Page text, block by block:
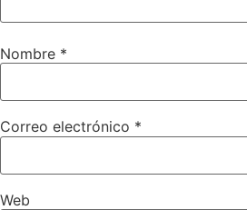
Nombre *
Correo electrónico *
Web